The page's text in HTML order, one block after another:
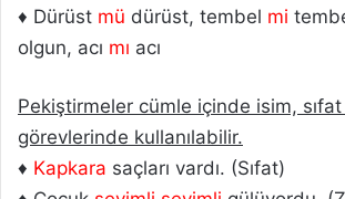
♦ Dürüst mü dürüst, tembel mi
olgun, acı mı acı
Pekiştirmeler cümle içinde isim,
görevlerinde kullanılabilir.
♦ Kapkara saçları vardı. (Sıfat)